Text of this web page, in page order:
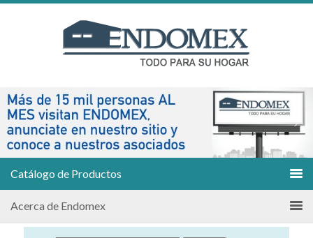
Catálogo de Productos
Acerca de Endomex